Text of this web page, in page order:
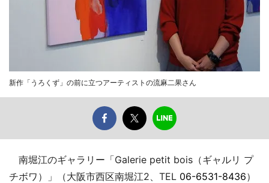
新作「うろくず」の前に立つアーティストの流麻二果さん
南堀江のギャラリー「Galerie petit bois（ギャルリ プ
チボワ）」（大阪市西区南堀江2、TEL 06-6531-8436）